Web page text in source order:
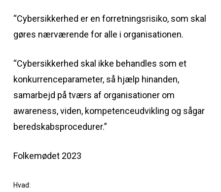
“Cybersikkerhed er en forretningsrisiko, som skal
gøres nærværende for alle i organisationen.
“Cybersikkerhed skal ikke behandles som et
konkurrenceparameter, så hjælp hinanden,
samarbejd på tværs af organisationer om
awareness, viden, kompetenceudvikling og sågar
beredskabsprocedurer.”
Folkemødet 2023
Hvad: